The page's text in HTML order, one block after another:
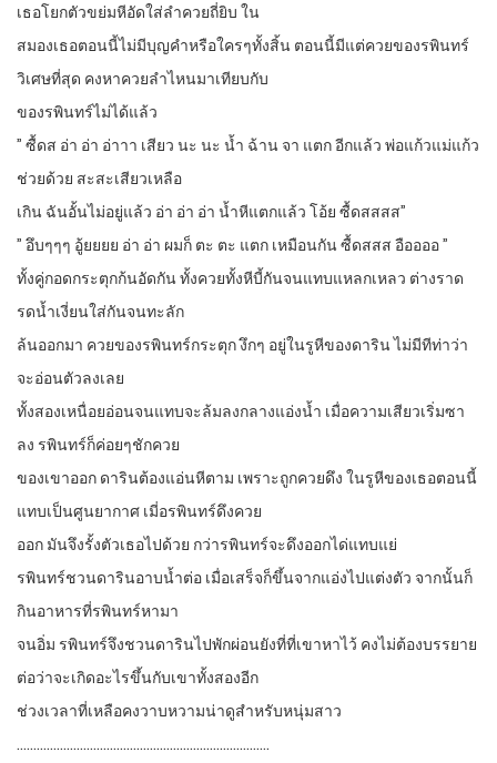
เธอโยกตัวขย่มหีอัดใส่ลำควยถี่ยิบ ใน
สมองเธอตอนนี้ไม่มีบุญคำหรือใครๆทั้งสิ้น ตอนนี้มีแต่ควยของรพินทร์
วิเศษที่สุด คงหาควยลำไหนมาเทียบกับ
ของรพินทร์ไม่ได้แล้ว
” ซื้ดส อ่า อ่า อ่าาา เสียว นะ นะ น้ำ ฉ้าน จา แตก อีกแล้ว พ่อแก้วแม่แก้ว
ช่วยด้วย สะสะเสียวเหลือ
เกิน ฉันอั้นไม่อยู่แล้ว อ่า อ่า อ่า น้ำหีแตกแล้ว โอ้ย ซื้ดสสสส”
” อึบๆๆๆ อู้ยยยย อ่า อ่า ผมก็ ตะ ตะ แตก เหมือนกัน ซื้ดสสส อืออออ ”
ทั้งคู่กอดกระตุกก้นอัดกัน ทั้งควยทั้งหีบี้กันจนแทบแหลกเหลว ต่างราด
รดน้ำเงี่ยนใส่กันจนทะลัก
ล้นออกมา ควยของรพินทร์กระตุก งึกๆ อยู่ในรูหีของดาริน ไม่มีทีท่าว่า
จะอ่อนตัวลงเลย
ทั้งสองเหนื่อยอ่อนจนแทบจะล้มลงกลางแอ่งน้ำ เมื่อความเสียวเริ่มซา
ลง รพินทร์ก็ค่อยๆชักควย
ของเขาออก ดารินต้องแอ่นหีตาม เพราะถูกควยดึง ในรูหีของเธอตอนนี้
แทบเป็นศูนยากาศ เมี่อรพินทร์ดึงควย
ออก มันจึงรั้งตัวเธอไปด้วย กว่ารพินทร์จะดึงออกได่แทบแย่
รพินทร์ชวนดารินอาบน้ำต่อ เมื่อเสร็จก็ขึ้นจากแอ่งไปแต่งตัว จากนั้นก็
กินอาหารที่รพินทร์หามา
จนอิ่ม รพินทร์จึงชวนดารินไปพักผ่อนยังที่ที่เขาหาไว้ คงไม่ต้องบรรยาย
ต่อว่าจะเกิดอะไรขึ้นกับเขาทั้งสองอีก
ช่วงเวลาที่เหลือคงวาบหวามน่าดูสำหรับหนุ่มสาว
………………………………………………………………….